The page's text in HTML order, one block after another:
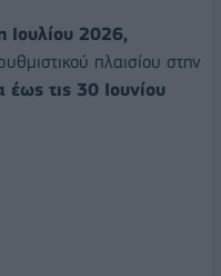
Ιουλίου 2026,
πλαισίου στην
έως τις 30 Ιουνίου